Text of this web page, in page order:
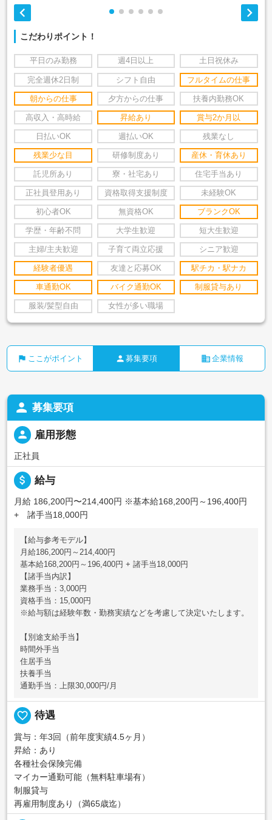
 
こだわりポイント！
平日のみ勤務 週4日以上 土日祝休み
完全週休2日制 シフト自由 フルタイムの仕事
朝からの仕事 夕方からの仕事 扶養内勤務OK
高収入・高時給 昇給あり 賞与2か月以
日払いOK 週払いOK 残業なし
残業少な目 研修制度あり 産休・育休あり
託児所あり 寮・社宅あり 住宅手当あり
正社員登用あり 資格取得支援制度 未経験OK
初心者OK 無資格OK ブランクOK
学歴・年齢不問 大学生歓迎 短大生歓迎
主婦/主夫歓迎 子育て両立応援 シニア歓迎
経験者優遇 友達と応募OK 駅チカ・駅ナカ
車通勤OK バイク通勤OK 制服貸与あり
服装/髪型自由 女性が多い職場
flag ここがポイント person 募集要項 business 企業情報
person 募集要項
person 雇用形態
正社員
attach_money 給与
月給 186,200円〜214,400円 ※基本給168,200円～196,400円
+ 諸手当18,000円
【給与参考モデル】
月給186,200円～214,400円
基本給168,200円～196,400円 + 諸手当18,000円
【諸手当内訳】
業務手当：3,000円
資格手当：15,000円
※給与額は経験年数・勤務実績などを考慮して決定いたします。
【別途支給手当】
時間外手当
住居手当
扶養手当
通勤手当：上限30,000円/月
favorite_border 待遇
賞与：年3回（前年度実績4.5ヶ月）
昇給：あり
各種社会保険完備
マイカー通勤可能（無料駐車場有）
制服貸与
再雇用制度あり（満65歳迄）